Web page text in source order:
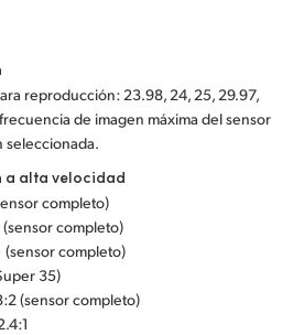
reproducción: 23.98, 24, 25, 29.97,
de imagen máxima del sensor
seleccionada.
a alta velocidad
completo)
(sensor completo)
(sensor completo)
35)
(sensor completo)